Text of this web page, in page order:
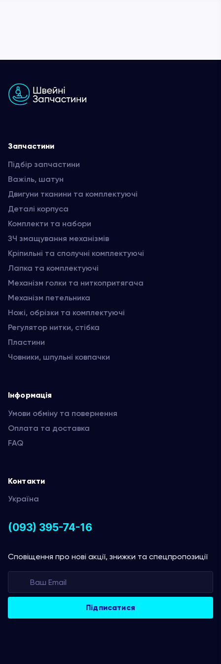
Запчастини
Підбір запчастини
Важіль, шатун
Двигуни тканини та комплектуючі
Деталі корпуса
Комплекти та набори
ЗЧ змащування механізмів
Кріпильні та сполучні комплектуючі
Лапка та комплектуючі
Механізм голки та ниткопритягача
Механізм петельника
Ножі, обрізки та комплектуючі
Регулятор нитки, стібка
Пластини
Човники, шпульні ковпачки
Інформація
Умови обміну та повернення
Оплата та доставка
FAQ
Контакти
Україна
(093) 395-74-16
Сповіщення про нові акції, знижки та спецпропозиції